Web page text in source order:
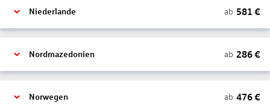
Niederlande ab 581 €
Nordmazedonien ab 286€
Norwegen ab 476€